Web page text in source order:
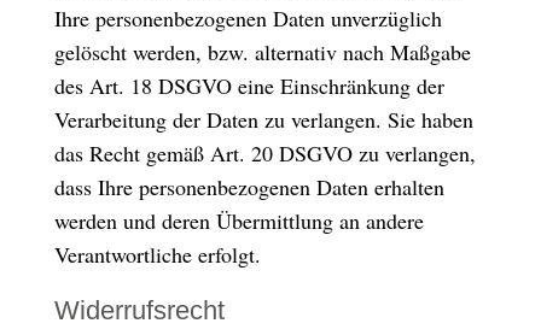
Ihre personenbezogenen Daten unverzüglich
gelöscht werden, bzw. alternativ nach Maßgabe
des Art. 18 DSGVO eine Einschränkung der
Verarbeitung der Daten zu verlangen. Sie haben
das Recht gemäß Art. 20 DSGVO zu verlangen,
dass Ihre personenbezogenen Daten erhalten
werden und deren Übermittlung an andere
Verantwortliche erfolgt.
Widerrufsrecht